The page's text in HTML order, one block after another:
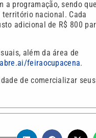
a programação, sendo
nacional. Cada
adicional de R$ 800
além da área de
feiraocupacena.
de comercializar seus